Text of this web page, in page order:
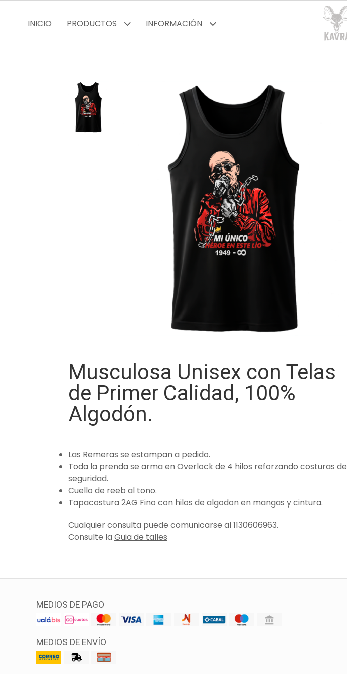
INICIO PRODUCTOS INFORMACIÓN
Musculosa Unisex con Telas
de Primer Calidad, 100%
Algodón.
Las Remeras se estampan a pedido.
Toda la prenda se arma en Overlock de 4 hilos reforzando costuras de
seguridad.
Cuello de reeb al tono.
Tapacostura 2AG Fino con hilos de algodon en mangas y cintura.
Cualquier consulta puede comunicarse al 1130606963.
Consulte la Guia de talles
MEDIOS DE PAGO
MEDIOS DE ENVÍO